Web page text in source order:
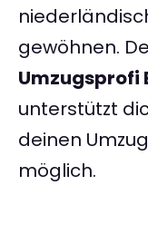
gewöhnen.
Umzugsprofi
unterstützt
deinen
möglich.